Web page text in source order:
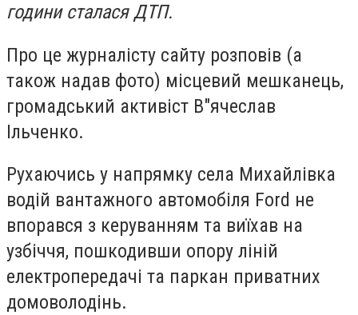
години сталася ДТП.
Про це журналісту сайту розповів (а
також надав фото) місцевий мешканець,
громадський активіст В"ячеслав
Ільченко.
Рухаючись у напрямку села Михайлівка
водій вантажного автомобіля Ford не
впорався з керуванням та виїхав на
узбіччя, пошкодивши опору ліній
електропередачі та паркан приватних
домоволодінь.